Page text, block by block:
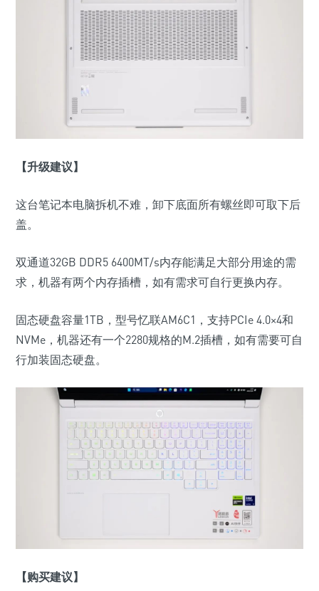
【升级建议】
这台笔记本电脑拆机不难，卸下底面所有螺丝即可取下后
盖。
双通道32GB DDR5 6400MT/s内存能满足大部分用途的需
求，机器有两个内存插槽，如有需求可自行更换内存。
固态硬盘容量1TB ，型号忆联AM6C1 ，支持PCIe 4.0×4和
NVMe ，机器还有一个2280规格的M.2插槽，如有需要可自
行加装固态硬盘。
【购买建议】